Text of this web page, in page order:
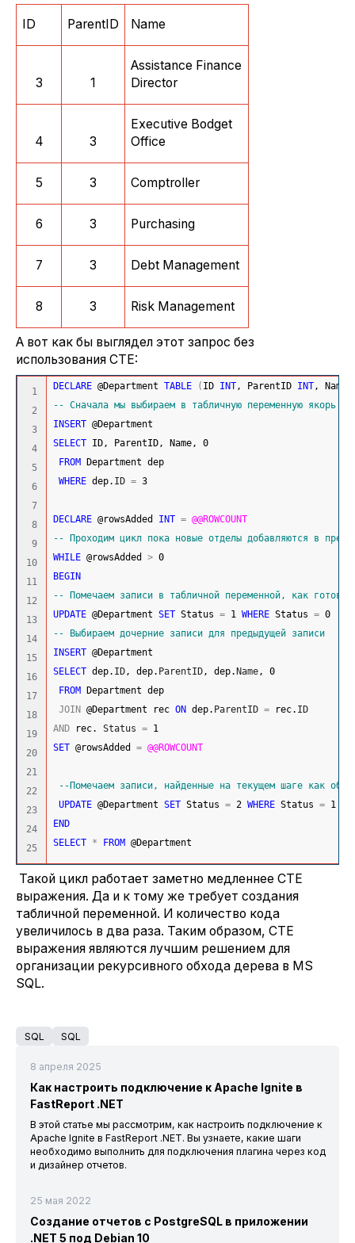
ID ParentID Name
3 1
Assistance Finance
Director
4 3
Executive Bodget
Office
5 3 Comptroller
6 3 Purchasing
7 3 Debt Management
8 3 Risk Management
А вот как бы выглядел этот запрос без
использования CTE:
1
2
3
4
5
6
7
8
9
10
11
12
13
14
15
16
17
18
19
20
21
22
23
24
DECLARE @Department TABLE ( ID INT, ParentID INT, Name
-- Сначала мы выбираем в табличную переменную якорь –
INSERT @Department
SELECT ID, ParentID, Name, 0
FROM Department dep
WHERE dep. ID = 3
DECLARE @rowsAdded INT = @@ROWCOUNT
-- Проходим цикл пока новые отделы добавляются в
WHILE @rowsAdded > 0
BEGIN
-- Помечаем записи в табличной переменной, как
UPDATE @Department SET Status = 1 WHERE Status = 0
-- Выбираем дочерние записи для предыдущей записи
INSERT @Department
SELECT dep. ID, dep. ParentID, dep. Name, 0
FROM Department dep
JOIN @Department rec ON dep. ParentID = rec. ID
AND rec. Status = 1
SET @rowsAdded = @@ROWCOUNT
--Помечаем записи, найденные на текущем шаге как
UPDATE @Department SET Status = 2 WHERE Status = 1
END
SELECT * FROM @Department
Такой цикл работает заметно медленнее CTE
выражения. Да и к тому же требует создания
табличной переменной. И количество кода
увеличилось в два раза. Таким образом, CTE
выражения являются лучшим решением для
организации рекурсивного обхода дерева в MS
SQL.
SQL SQL
8 апреля 2025
Как настроить подключение к Apache Ignite в
FastReport .NET
В этой статье мы рассмотрим, как настроить подключение к
Apache Ignite в FastReport .NET. Вы узнаете, какие шаги
необходимо выполнить для подключения плагина через код
и дизайнер отчетов.
25 мая 2022
Создание отчетов с PostgreSQL в приложении
.NET 5 под Debian 10